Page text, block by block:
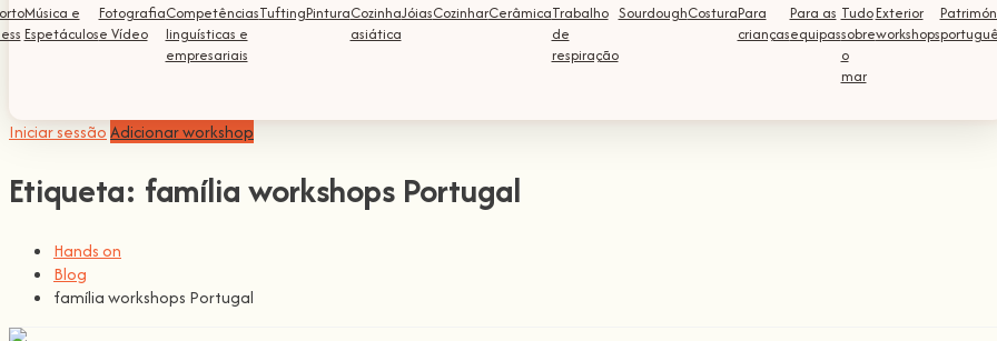
Música e
Espetáculos
Fotografia
e Vídeo
Competências
linguísticas e
empresariais
TuftingPinturaCozinha
asiática
JóiasCozinharCerâmicaTrabalho
de
respiração
SourdoughCosturaPara
crianças
Para as
equipas
Tudo
sobre
o
mar
Exterior
workshops
Iniciar sessãoAdicionar workshop
Etiqueta: família workshops Portugal
Hands on
Blog
família workshops Portugal